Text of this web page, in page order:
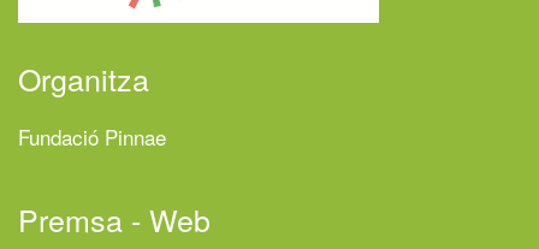
Organitza
Fundació Pinnae
Premsa - Web